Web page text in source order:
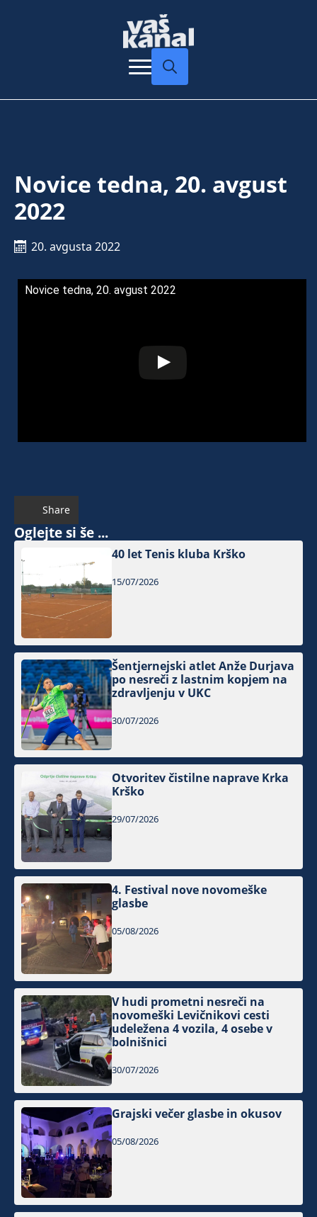
Novice tedna, 20. avgust
2022
20. avgusta 2022
Novice tedna, 20. avgust 2022
Share
Oglejte si še ...
40 let Tenis kluba Krško
15/07/2026
Šentjernejski atlet Anže Durjava
po nesreči z lastnim kopjem na
zdravljenju v UKC
30/07/2026
Otvoritev čistilne naprave Krka
Krško
29/07/2026
4. Festival nove novomeške
glasbe
05/08/2026
V hudi prometni nesreči na
novomeški Levičnikovi cesti
udeležena 4 vozila, 4 osebe v
bolnišnici
30/07/2026
Grajski večer glasbe in okusov
05/08/2026